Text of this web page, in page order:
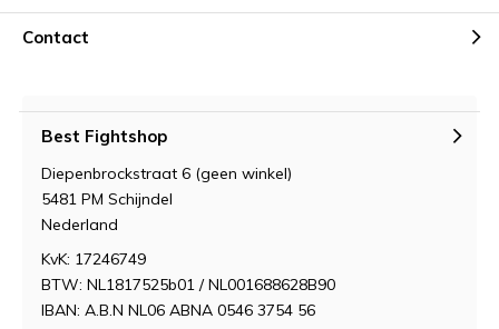
Contact
Best Fightshop
Diepenbrockstraat 6 (geen winkel)
5481 PM Schijndel
Nederland
KvK: 17246749
BTW: NL1817525b01 / NL001688628B90
IBAN: A.B.N NL06 ABNA 0546 3754 56